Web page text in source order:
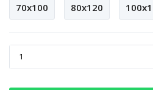
70x100 80x120